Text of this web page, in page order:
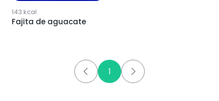
143 kcal
Fajita de aguacate
1